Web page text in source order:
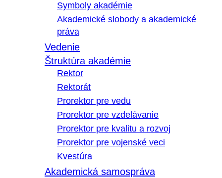
Symboly akadémie
Akademické slobody a akademické
práva
Vedenie
Štruktúra akadémie
Rektor
Rektorát
Prorektor pre vedu
Prorektor pre vzdelávanie
Prorektor pre kvalitu a rozvoj
Prorektor pre vojenské veci
Kvestúra
Akademická samospráva